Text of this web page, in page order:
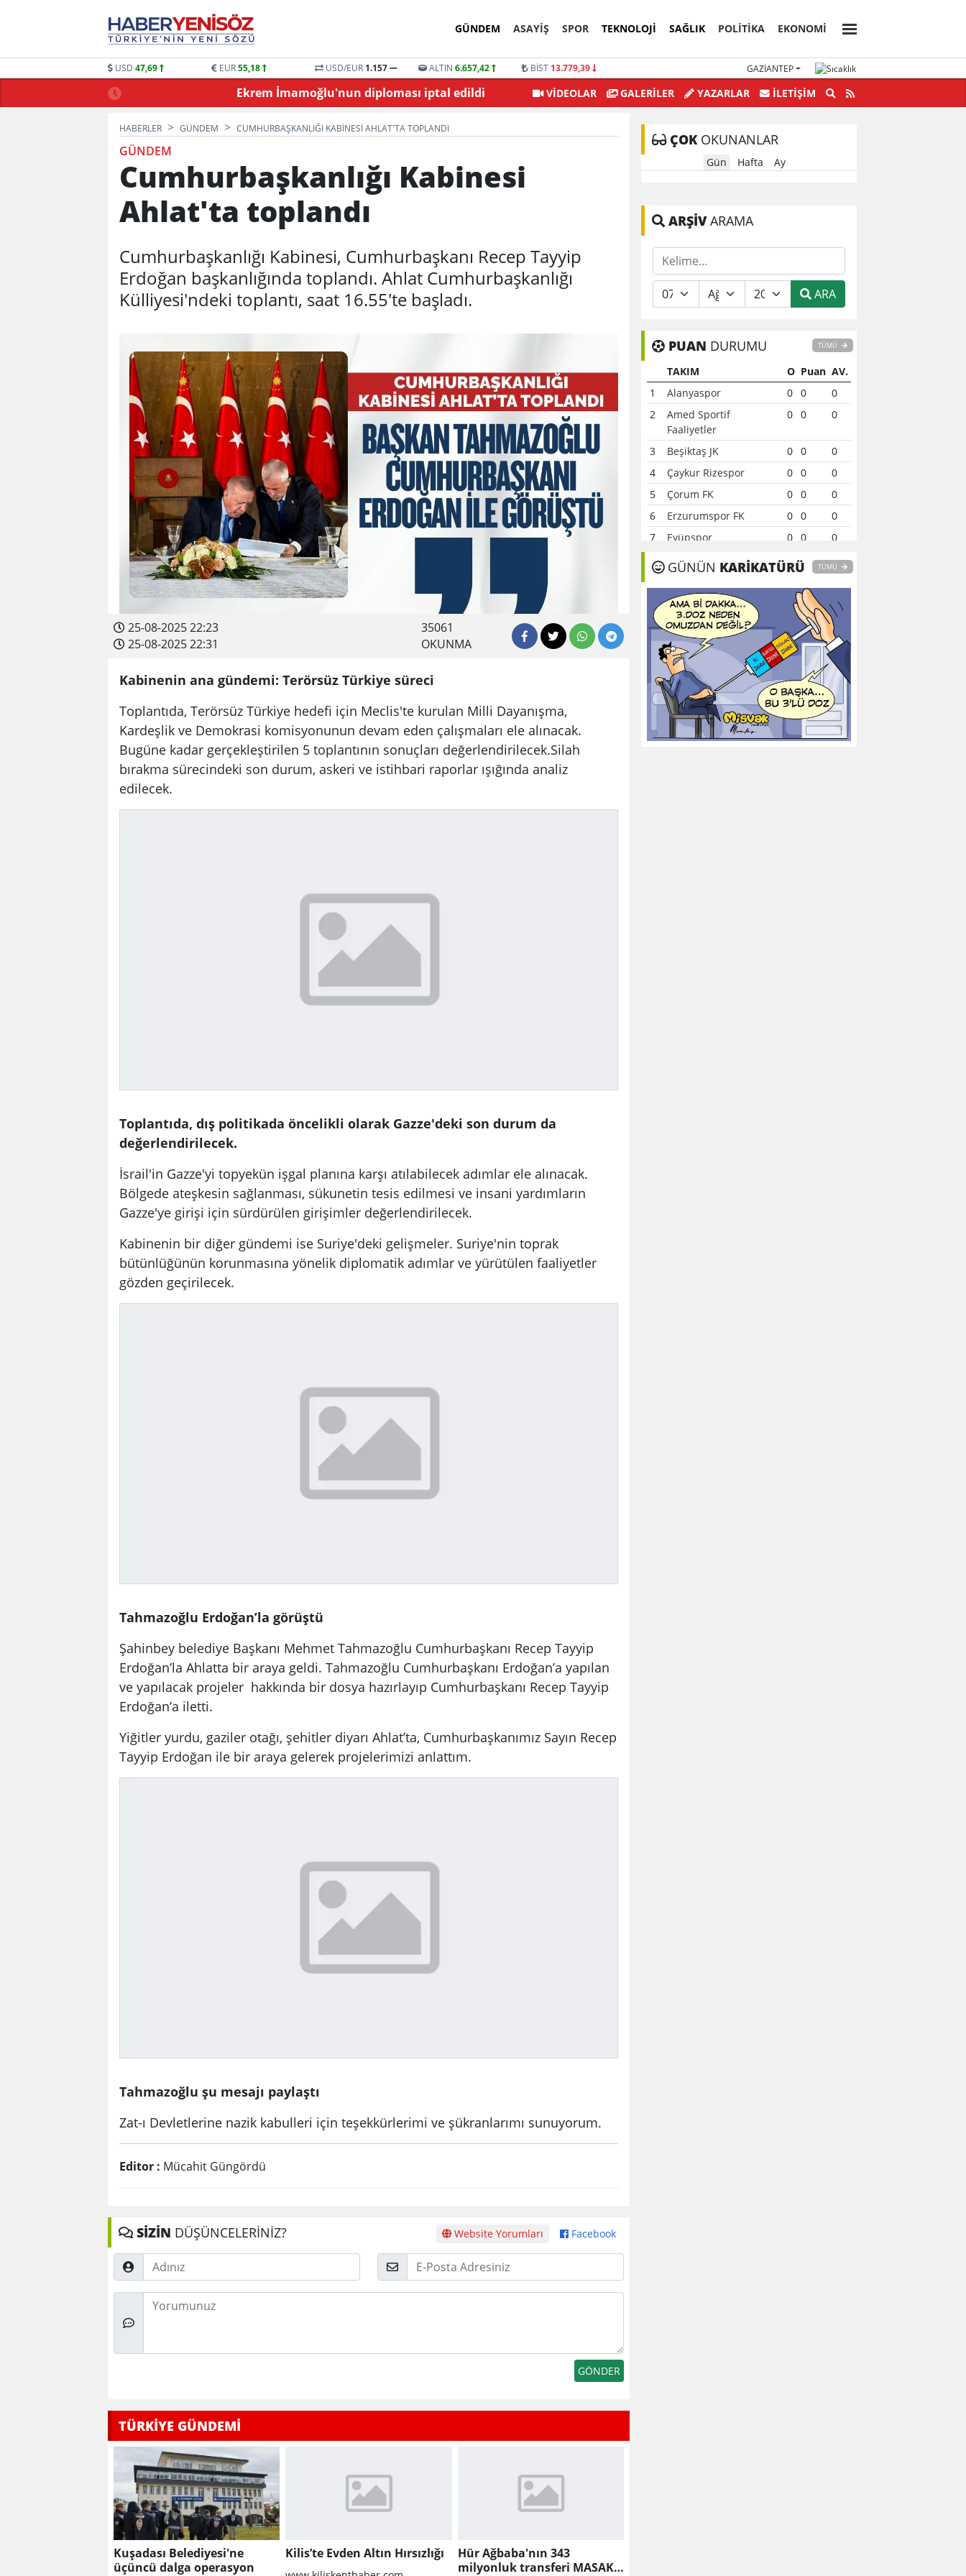
GÜNDEM ASAYİŞ SPOR TEKNOLOJI SAĞLIK POLİTİKA EKONOMİ
USD 47,69 EUR55,18 USD/EUR 1.157 ALTIN 6.657,42 BİST 13.779,39 GAZIANTEP
BULUŞTU Ekrem İmamoğlu'nun diploması iptal edildi Şehitkamil Belediyesinden Yolsuzluklar bitmek bilmiyor.
VİDEOLAR GALERİLER YAZARLAR İLETIŞIM
HABERLER GÜNDEM CUMHURBAŞKANLIĞI KABINESI AHLAT'TA TOPLANDI
GÜNDEM
Cumhurbaşkanlığı Kabinesi
Ahlat'ta toplandı
Cumhurbaşkanlığı Kabinesi, Cumhurbaşkanı Recep Tayyip
Erdoğan başkanlığında toplandı. Ahlat Cumhurbaşkanlığı
Külliyesi'ndeki toplantı, saat 16.55'te başladı.
25-08-2025 22:23
25-08-2025 22:31
35061
OKUNMA
Kabinenin ana gündemi: Terörsüz Türkiye süreci
Toplantıda, Terörsüz Türkiye hedefi için Meclis'te kurulan Milli Dayanışma,
Kardeşlik ve Demokrasi komisyonunun devam eden çalışmaları ele alınacak.
Bugüne kadar gerçekleştirilen 5 toplantının sonuçları değerlendirilecek.Silah
bırakma sürecindeki son durum, askeri ve istihbari raporlar ışığında analiz
edilecek.
Toplantıda, dış politikada öncelikli olarak Gazze'deki son durum da
değerlendirilecek.
İsrail'in Gazze'yi topyekün işgal planına karşı atılabilecek adımlar ele alınacak.
Bölgede ateşkesin sağlanması, sükunetin tesis edilmesi ve insani yardımların
Gazze'ye girişi için sürdürülen girişimler değerlendirilecek.
Kabinenin bir diğer gündemi ise Suriye'deki gelişmeler. Suriye'nin toprak
bütünlüğünün korunmasına yönelik diplomatik adımlar ve yürütülen faaliyetler
gözden geçirilecek.
Tahmazoğlu Erdoğan’la görüştü
Şahinbey belediye Başkanı Mehmet Tahmazoğlu Cumhurbaşkanı Recep Tayyip
Erdoğan’la Ahlatta bir araya geldi. Tahmazoğlu Cumhurbaşkanı Erdoğan’a yapılan
ve yapılacak projeler hakkında bir dosya hazırlayıp Cumhurbaşkanı Recep Tayyip
Erdoğan’a iletti.
Yiğitler yurdu, gaziler otağı, şehitler diyarı Ahlat’ta, Cumhurbaşkanımız Sayın Recep
Tayyip Erdoğan ile bir araya gelerek projelerimizi anlattım.
Tahmazoğlu şu mesajı paylaştı
Zat-ı Devletlerine nazik kabulleri için teşekkürlerimi ve şükranlarımı sunuyorum.
Editor : Mücahit Güngördü
SİZİN DÜŞÜNCELERİNİZ? Website Yorumları Facebook
Adınız
Posta
Düşünceleriniz
TÜRKİYE GÜNDEMİ
Kuşadası Belediyesi'ne
üçüncü dalga operasyon
Kilis’te Evden Altın Hırsızlığı
Hür Ağbaba'nın 343
milyonluk transferi MASAK
ÇOKOKUNANLAR
Gün Hafta Ay
ARŞİVARAMA
ARA
PUAN DURUMU TÜMÜ
TAKIM O Puan AV.
1
Alanyaspor 0 0
0
2
Amed Sportif
Faaliyetler
0 0 0
3 Beşiktaş JK 0 0
0
4
Çaykur Rizespor 0 0
0
5
Çorum FK 0 0
0
6
Erzurumspor FK 0 0
0
7
Eyüpspor 0 0
0
8
Fenerbahçe 0
0
10 Gaziantep FK 0
11 Gençlerbirliği 0
0
12 Göztepe 0 0
0
Başakşehir FK 0
0
14 Kasımpaşa 0 0
0
15 Kocaelispor 0 0
0
16
Konyaspor 0 0
0
GÜNÜN KARİKATÜRÜ TÜMÜ